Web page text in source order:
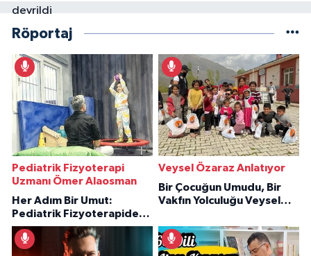
Röportaj
Pediatrik Fizyoterapi
Uzmanı Ömer Alaosman
Her Adım Bir Umut:
Pediatrik Fizyoterapiden
İlham Veren Hikâyeler
Veysel Özaraz Anlatıyor
Bir Çocuğun Umudu, Bir
Vakfın Yolculuğu Veysel